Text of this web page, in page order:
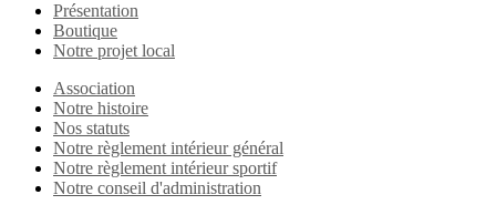
Présentation
Boutique
Notre projet local
Association
Notre histoire
Nos statuts
Notre règlement intérieur général
Notre règlement intérieur sportif
Notre conseil d'administration